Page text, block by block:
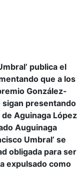
publica el
que a los
González-
sigan presentando
Aguinaga López
Auguinaga
Umbral’ se
obligada para ser
expulsado como